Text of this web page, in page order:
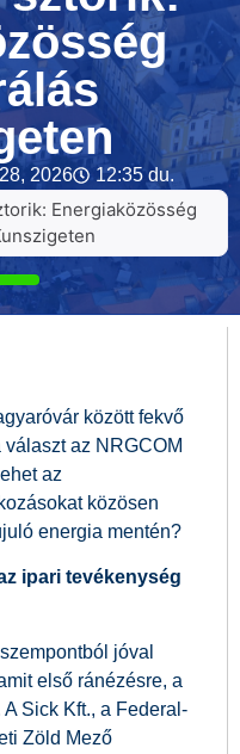
2026 12:35 du.
Energiaközösség
között fekvő
az NRGCOM
az
közösen
energia mentén?
ipari tevékenység
jóval
első ránézésre, a
Sick Kft., a Federal-
Zöld Mező